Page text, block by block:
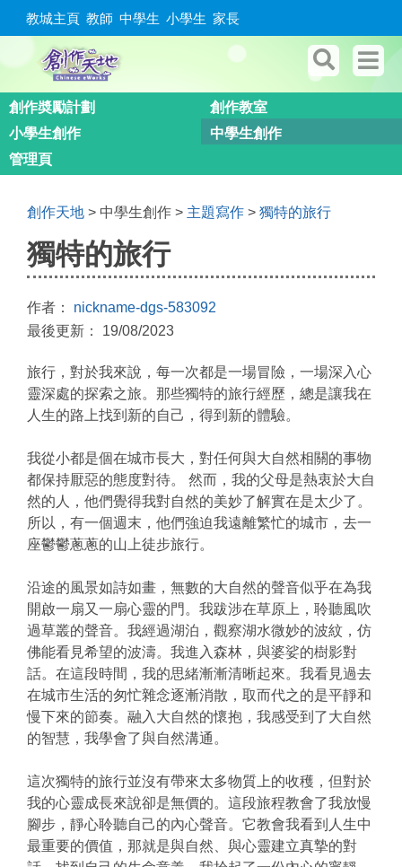
教城主頁 教師 中學生 小學生 家長
創作奬勵計劃
創作教室
小學生創作
中學生創作
管理頁
創作天地 > 中學生創作 > 主題寫作 > 獨特的旅行
獨特的旅行
作者： nickname-dgs-583092
最後更新： 19/08/2023
旅行，對於我來說，每一次都是一場冒險，一場深入心
靈深處的探索之旅。那些獨特的旅行經歷，總是讓我在
人生的路上找到新的自己，得到新的體驗。
我從小都是個在城市長大，對任何與大自然相關的事物
都保持厭惡的態度對待。 然而，我的父母是熱衷於大自
然的人，他們覺得我對自然的美妙了解實在是太少了。
所以，有一個週末，他們強迫我遠離繁忙的城市，去一
座鬱鬱蔥蔥的山上徒步旅行。
沿途的風景如詩如畫，無數的大自然的聲音似乎在為我
開啟一扇又一扇心靈的門。我跋涉在草原上，聆聽風吹
過草叢的聲音。我經過湖泊，觀察湖水微妙的波紋，仿
佛能看見希望的波濤。我進入森林，與婆娑的樹影對
話。在這段時間，我的思緒漸漸清晰起來。我看見過去
在城市生活的匆忙雜念逐漸消散，取而代之的是平靜和
慢下來的節奏。融入大自然的懷抱，我感受到了大自然
的智慧，我學會了與自然溝通。
這次獨特的旅行並沒有帶來太多物質上的收穫，但對於
我的心靈成長來說卻是無價的。這段旅程教會了我放慢
腳步，靜心聆聽自己的內心聲音。它教會我看到人生中
最重要的價值，那就是與自然、與心靈建立真摯的對